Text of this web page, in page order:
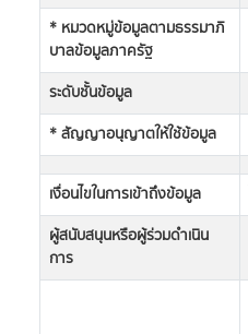
* หมวดหมู่ข้อมูลตามธรรมาภิ
บาลข้อมูลภาครัฐ
ระดับชั้นข้อมูล
* สัญญาอนุญาตให้ใช้ข้อมูล
เงื่อนไขในการเข้าถึงข้อมูล
ผู้สนับสนุนหรือผู้ร่วมดำเนิน
การ